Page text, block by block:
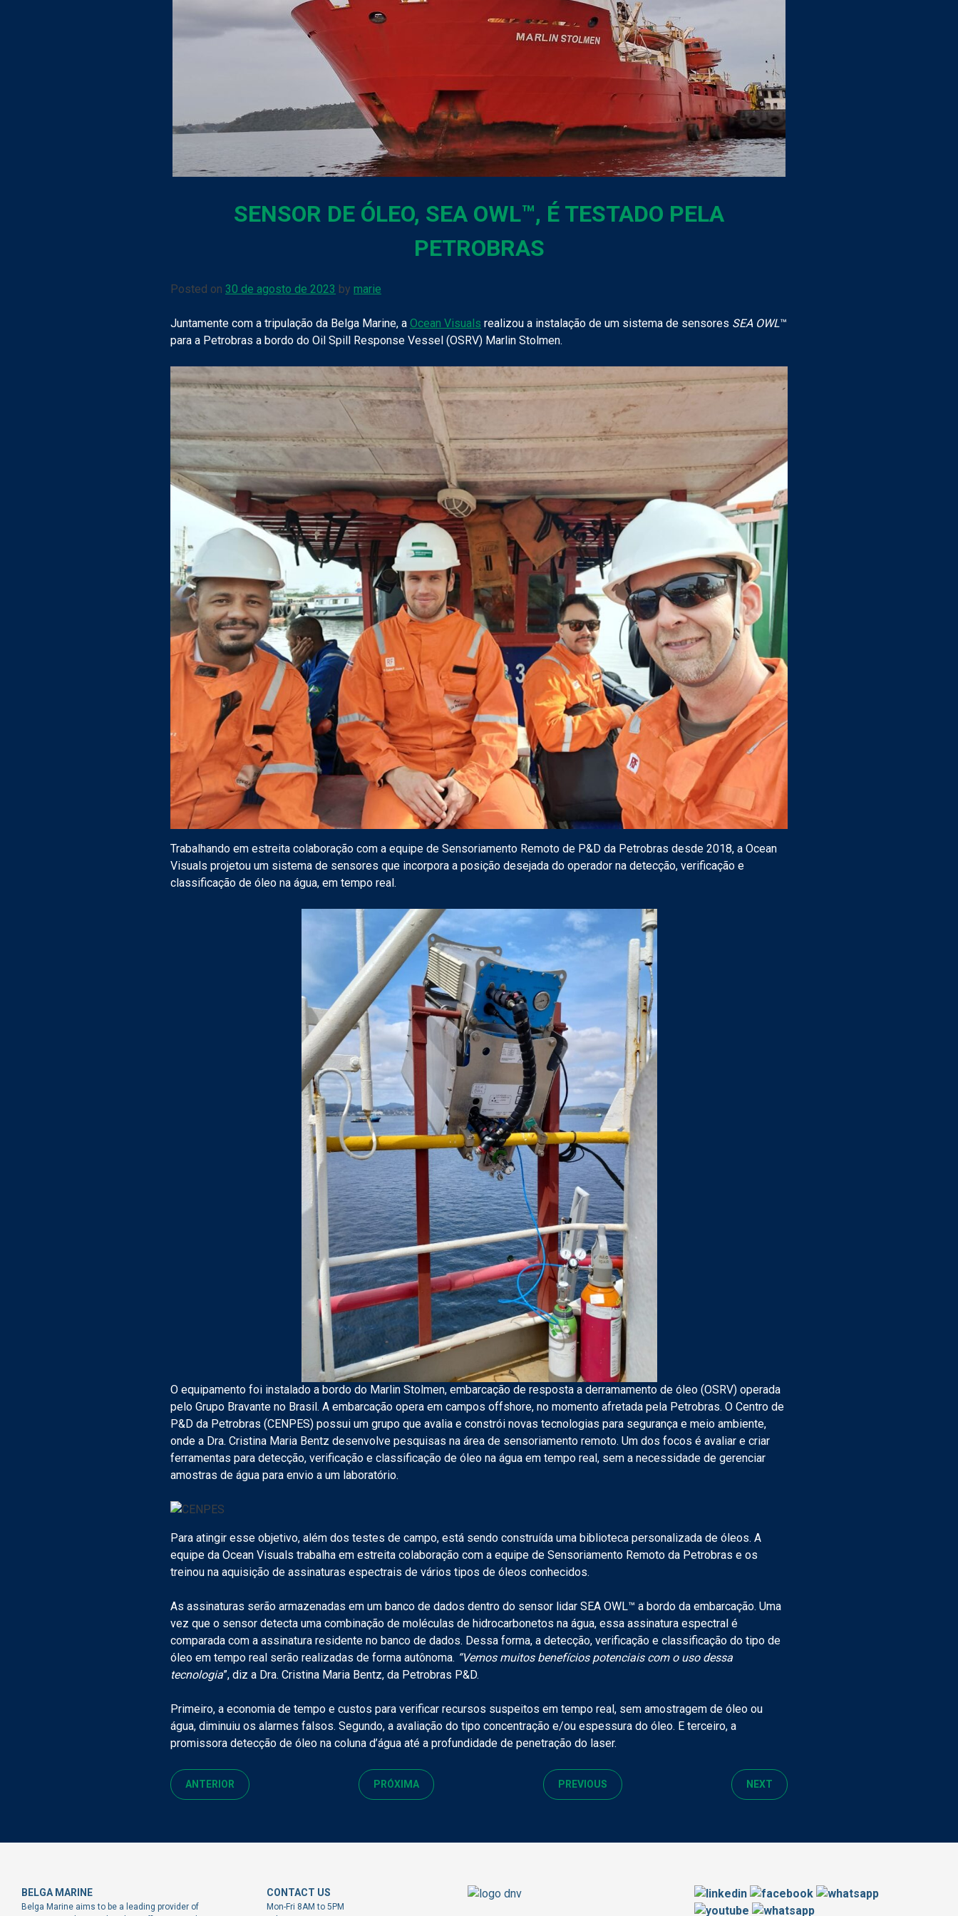
SENSOR DE ÓLEO, SEA OWL™, É TESTADO PELA
PETROBRAS
Posted on 30 de agosto de 2023 by marie
Juntamente com a tripulação da Belga Marine, a Ocean Visuals realizou a instalação de um sistema de sensores SEA OWL™
para a Petrobras a bordo do Oil Spill Response Vessel (OSRV) Marlin Stolmen.
Trabalhando em estreita colaboração com a equipe de Sensoriamento Remoto de P&D da Petrobras desde 2018, a Ocean
Visuals projetou um sistema de sensores que incorpora a posição desejada do operador na detecção, verificação e
classificação de óleo na água, em tempo real.
O equipamento foi instalado a bordo do Marlin Stolmen, embarcação de resposta a derramamento de óleo (OSRV) operada
pelo Grupo Bravante no Brasil. A embarcação opera em campos offshore, no momento afretada pela Petrobras. O Centro de
P&D da Petrobras (CENPES) possui um grupo que avalia e constrói novas tecnologias para segurança e meio ambiente,
onde a Dra. Cristina Maria Bentz desenvolve pesquisas na área de sensoriamento remoto. Um dos focos é avaliar e criar
ferramentas para detecção, verificação e classificação de óleo na água em tempo real, sem a necessidade de gerenciar
amostras de água para envio a um laboratório.
Para atingir esse objetivo, além dos testes de campo, está sendo construída uma biblioteca personalizada de óleos. A
equipe da Ocean Visuals trabalha em estreita colaboração com a equipe de Sensoriamento Remoto da Petrobras e os
treinou na aquisição de assinaturas espectrais de vários tipos de óleos conhecidos.
As assinaturas serão armazenadas em um banco de dados dentro do sensor lidar SEA OWL™ a bordo da embarcação. Uma
vez que o sensor detecta uma combinação de moléculas de hidrocarbonetos na água, essa assinatura espectral é
comparada com a assinatura residente no banco de dados. Dessa forma, a detecção, verificação e classificação do tipo de
óleo em tempo real serão realizadas de forma autônoma. “Vemos muitos benefícios potenciais com o uso dessa
tecnologia”, diz a Dra. Cristina Maria Bentz, da Petrobras P&D.
Primeiro, a economia de tempo e custos para verificar recursos suspeitos em tempo real, sem amostragem de óleo ou
água, diminuiu os alarmes falsos. Segundo, a avaliação do tipo concentração e/ou espessura do óleo. E terceiro, a
promissora detecção de óleo na coluna d’água até a profundidade de penetração do laser.
ANTERIOR PRÓXIMA PREVIOUS NEXT
BELGA MARINE
Belga Marine aims to be a leading provider of
CONTACT US
Mon-Fri 8AM to 5PM